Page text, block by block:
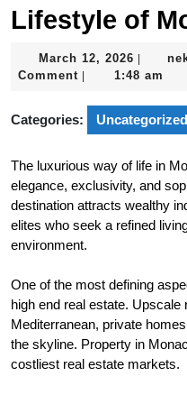
Lifestyle of
March 12, 2026 March
12,
Comment
1:48 am
Categories: Uncategorized
The luxurious way of life in
elegance, exclusivity, and
destination attracts wealthy
elites who seek a refined
environment.
One of the most defining
high end real estate.
Mediterranean, private
the skyline. Property in
costliest real estate markets.